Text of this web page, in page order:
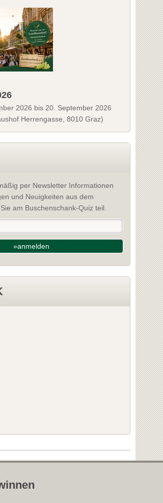
2026 bis 20. September 2026
Herrengasse, 8010 Graz)
per Newsletter Informationen
und Neuigkeiten aus dem
am Buschenschank-Quiz teil.
»anmelden